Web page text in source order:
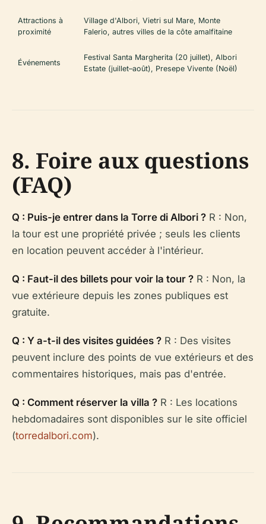
Attractions à
proximité
Village d'Albori, Vietri sul Mare, Monte
Falerio, autres villes de la côte amalfitaine
Événements
Festival Santa Margherita (20 juillet), Albori
Estate (juillet–août), Presepe Vivente (Noël)
8. Foire aux questions
(FAQ)
Q : Puis-je entrer dans la Torre di Albori ? R : Non,
la tour est une propriété privée ; seuls les clients
en location peuvent accéder à l'intérieur.
Q : Faut-il des billets pour voir la tour ? R : Non, la
vue extérieure depuis les zones publiques est
gratuite.
Q : Y a-t-il des visites guidées ? R : Des visites
peuvent inclure des points de vue extérieurs et des
commentaires historiques, mais pas d'entrée.
Q : Comment réserver la villa ? R : Les locations
hebdomadaires sont disponibles sur le site officiel
(torredalbori.com).